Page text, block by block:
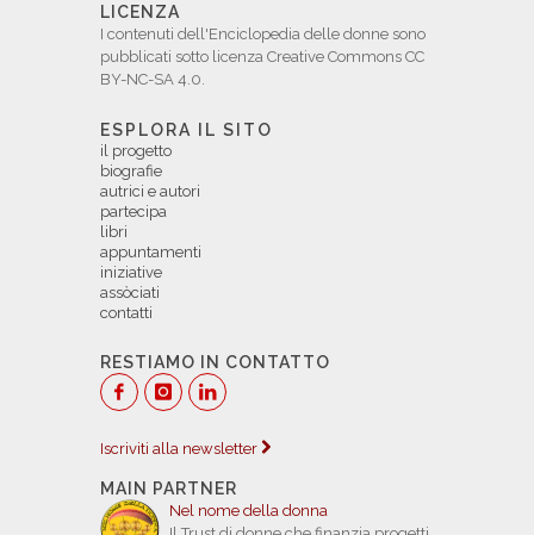
LICENZA
I contenuti dell'Enciclopedia delle donne sono
pubblicati sotto licenza Creative Commons CC
BY-NC-SA 4.0.
ESPLORA IL SITO
il progetto
biografie
autrici e autori
partecipa
libri
appuntamenti
iniziative
assòciati
contatti
RESTIAMO IN CONTATTO
Iscriviti alla newsletter
MAIN PARTNER
Nel nome della donna